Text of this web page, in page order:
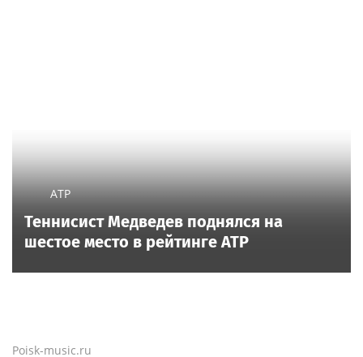
ATP
Теннисист Медведев поднялся на
шестое место в рейтинге ATP
Poisk-music.ru